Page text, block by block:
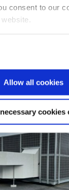
consent to our
Allow all cookies
cookies